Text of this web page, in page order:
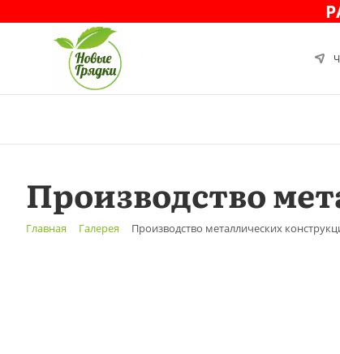
Производство
Главная Галерея Производство металлических